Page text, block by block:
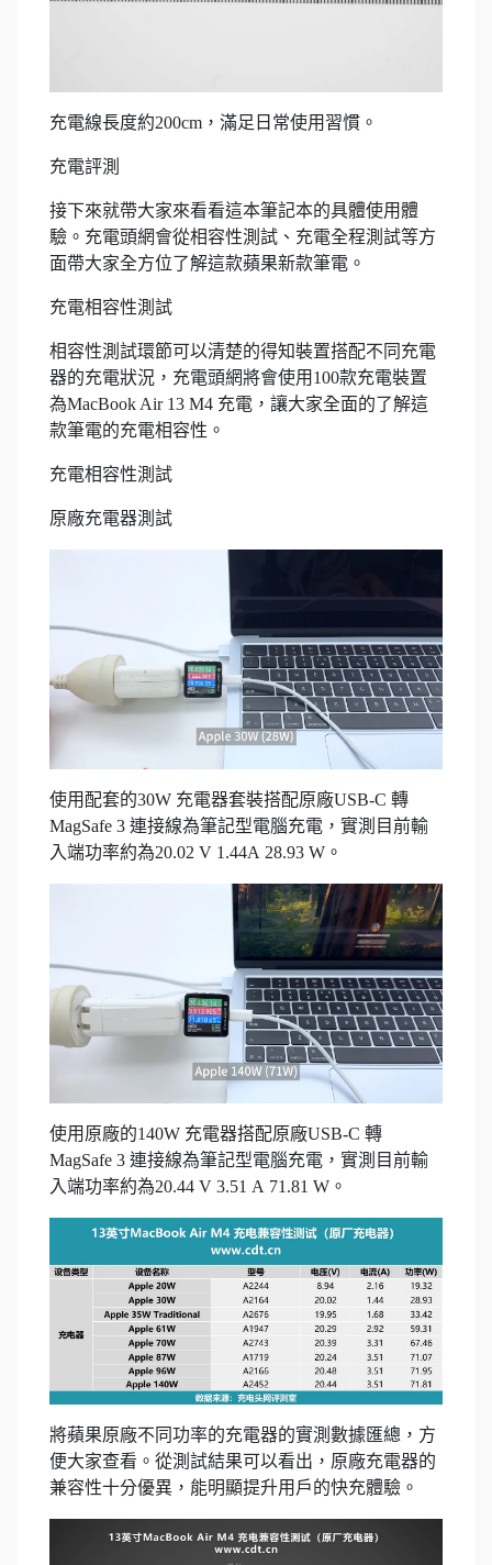
充電線長度約200cm，滿足日常使用習慣。
充電評測
接下來就帶大家來看看這本筆記本的具體使用體
驗。充電頭網會從相容性測試、充電全程測試等方
面帶大家全方位了解這款蘋果新款筆電。
充電相容性測試
相容性測試環節可以清楚的得知裝置搭配不同充電
器的充電狀況，充電頭網將會使用100款充電裝置
為MacBook Air 13 M4 充電，讓大家全面的了解這
款筆電的充電相容性。
充電相容性測試
原廠充電器測試
使用配套的30W 充電器套裝搭配原廠USB-C 轉
MagSafe 3 連接線為筆記型電腦充電，實測目前輸
入端功率約為20.02 V 1.44A 28.93 W。
使用原廠的140W 充電器搭配原廠USB-C 轉
MagSafe 3 連接線為筆記型電腦充電，實測目前輸
入端功率約為20.44 V 3.51 A 71.81 W。
將蘋果原廠不同功率的充電器的實測數據匯總，方
便大家查看。從測試結果可以看出，原廠充電器的
兼容性十分優異，能明顯提升用戶的快充體驗。